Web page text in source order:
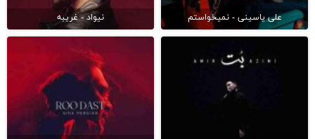
علی یاسینی - نمیخواستم نیواد - غریبه